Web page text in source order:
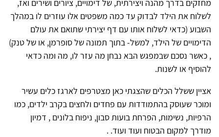
מחזקים בדרך מהנה ויצירתית, של דימויים, ציורים ושירים ואז,
לשלוח את הילד לבדוק עד כמה משפטים אלו עוזרים לו במהלך
השבוע (כדאי לשלוח אותו עם דף יצירתי שתואם את עולם
הדימויים של הילד, למשל- בתוך תמונה של סופרמן, או של טנק)
, כאשר נסכם שבמפגש הבא נבחן מה עזר לו, מה ומה כדאי
להוסיף או לשנות.
אציין ששלל הכלים שהצגתי כאן מצטרפים לארגז כלים עשיר
ומוכר שעוסק בהתמודדות עם פחדים ולחצים בקרב ילדים, כמו
הרפיות, נשימות, הפרחת בועות סבון, ניפוח בלונים , דמיון
מודרך למקום הבטוח ועוד ועוד. .